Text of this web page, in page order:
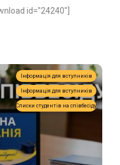
id="24240"]
Інформація для вступників
Інформація для вступників
Списки студентів на співбесіду